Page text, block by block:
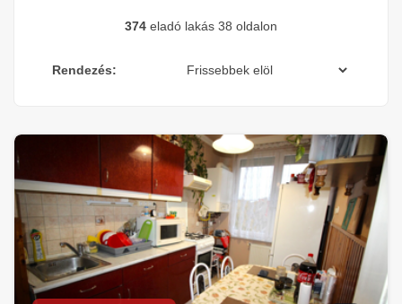
374 eladó lakás 38 oldalon
Rendezés: